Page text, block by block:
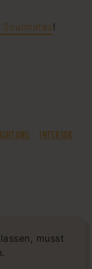
Soulmates!
INTERIOR
musst